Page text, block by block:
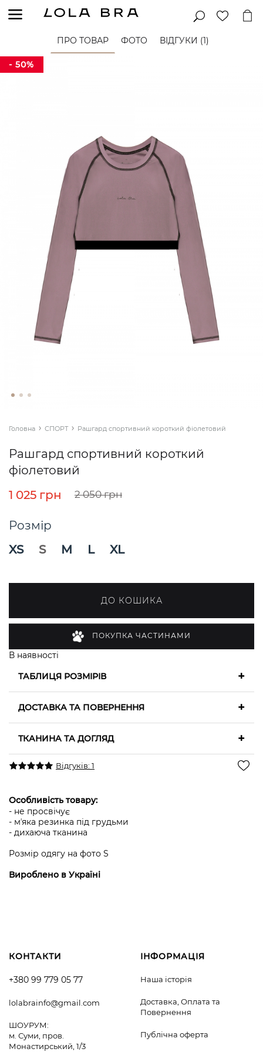
ПРО ТОВАР ФОТО ВІДГУКИ (1)
- 50%
Головна СПОРТ Рашгард спортивний короткий фіолетовий
Рашгард спортивний короткий
фіолетовий
2 050 грн
1 025 грн
Розмір
XS
S M L XL
ДО КОШИКА
ПОКУПКА ЧАСТИНАМИ
В наявності
ТАБЛИЦЯ РОЗМІРІВ
+
ДОСТАВКА ТА ПОВЕРНЕННЯ +
ТКАНИНА ТА ДОГЛЯД +
Відгуків: 1
Особливість товару:
- не просвічує
- мʼяка резинка під грудьми
- дихаюча тканина
Розмір одягу на фото S
Вироблено в Україні
КОНТАКТИ
+380 99 779 05 77
lolabrainfo@gmail.com
ШОУРУМ:
м. Суми, пров.
Монастирський, 1/3
ІНФОРМАЦІЯ
Наша історія
Доставка, Оплата та
Повернення
Публічна оферта